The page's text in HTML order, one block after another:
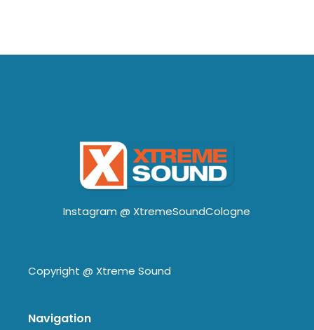
Instagram @ XtremeSoundCologne
Copyright @ Xtreme Sound
Navigation